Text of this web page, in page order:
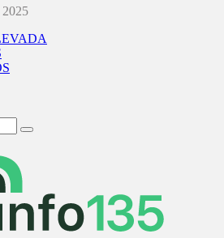
2025
Search